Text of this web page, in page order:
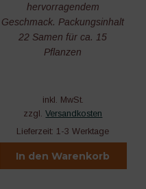
hervorragendem
Geschmack. Packungsinhalt
22 Samen für ca. 15
Pflanzen
inkl. MwSt.
zzgl.Versandkosten
Lieferzeit: 1-3 Werktage
In den Warenkorb